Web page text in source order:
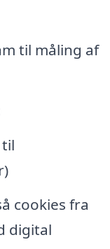
til måling af
cookies fra
digital